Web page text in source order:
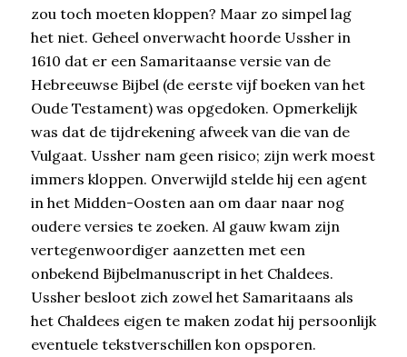
zou toch moeten kloppen? Maar zo simpel lag
het niet. Geheel onverwacht hoorde Ussher in
1610 dat er een Samaritaanse versie van de
Hebreeuwse Bijbel (de eerste vijf boeken van het
Oude Testament) was opgedoken. Opmerkelijk
was dat de tijdrekening afweek van die van de
Vulgaat. Ussher nam geen risico; zijn werk moest
immers kloppen. Onverwijld stelde hij een agent
in het Midden-Oosten aan om daar naar nog
oudere versies te zoeken. Al gauw kwam zijn
vertegenwoordiger aanzetten met een
onbekend Bijbelmanuscript in het Chaldees.
Ussher besloot zich zowel het Samaritaans als
het Chaldees eigen te maken zodat hij persoonlijk
eventuele tekstverschillen kon opsporen.